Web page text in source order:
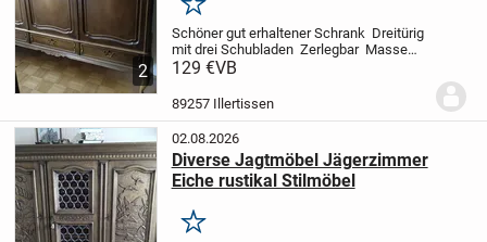
2
Merken
Schöner gut erhaltener Schrank Dreitürig
mit drei Schubladen Zerlegbar Masse
auf Anfrage
129 €VB
89257 Illertissen
02.08.2026
Diverse Jagtmöbel Jägerzimmer
Eiche rustikal Stilmöbel
Merken